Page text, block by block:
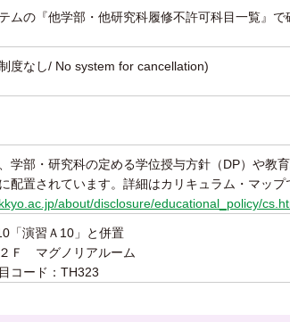
ムの『他学部・他研究科履修不許可科目一覧』で
度なし/ No system for cancellation)
学部・研究科の定める学位授与方針（DP）や教
配置されています。詳細はカリキュラム・マップ
about/disclosure/educational_policy/
「演習Ａ10」と併置
Ｆ マグノリアルーム
コード：TH323